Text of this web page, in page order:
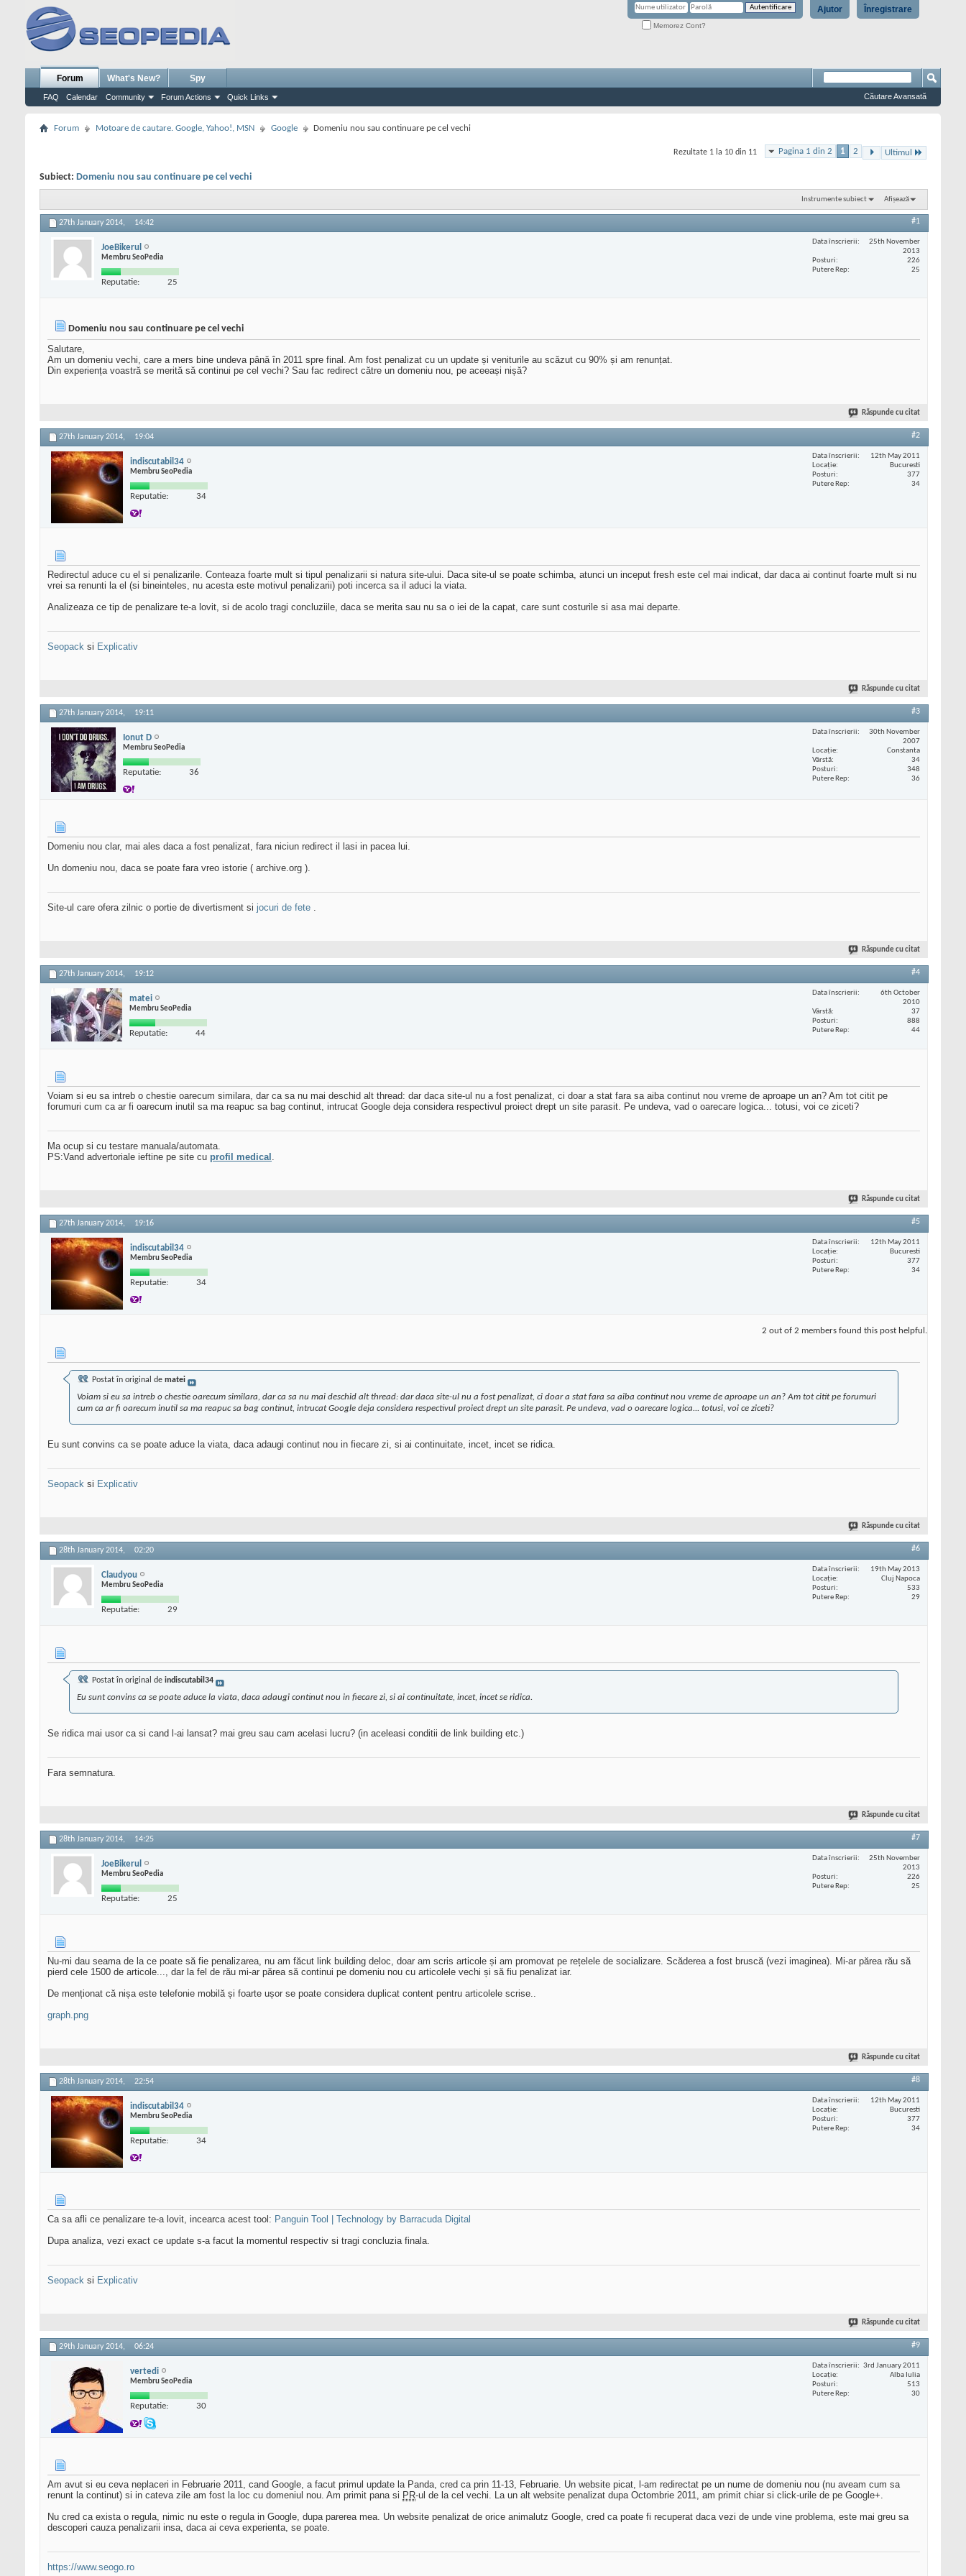
Înregistrare
Ajutor
Memorez Cont?
Forum
FAQ Calendar Community Forum Actions Quick Links
What's New? Spy
Căutare Avansată
Forum Motoare de cautare. Google, Yahoo!, MSN Google Domeniu nou sau continuare pe cel vechi
Pagina 1 din 2 1 2 Ultimul
Rezultate 1 la 10 din 11
Subiect: Domeniu nou sau continuare pe cel vechi
Instrumente subiect Afișează
27th January 2014, 14:42 #1
JoeBikerul
Membru SeoPedia
Reputatie: 25
Data înscrierii
25th November
2013
Posturi
226
Putere Rep
25
Domeniu nou sau continuare pe cel vechi
Salutare,
Am un domeniu vechi, care a mers bine undeva până în 2011 spre final. Am fost penalizat cu un update și veniturile au scăzut cu 90% și am renunțat.
Din experiența voastră se merită să continui pe cel vechi? Sau fac redirect către un domeniu nou, pe aceeași nișă?
Răspunde cu citat
27th January 2014, 19:04 #2
indiscutabil34
Membru SeoPedia
Reputatie: 34
Data înscrierii
12th May 2011
Locaţie
Bucuresti
Posturi
377
Putere Rep
34
Redirectul aduce cu el si penalizarile. Conteaza foarte mult si tipul penalizarii si natura site-ului. Daca site-ul se poate schimba, atunci un inceput fresh este cel mai indicat, dar daca ai continut foarte mult si nu
vrei sa renunti la el (si bineinteles, nu acesta este motivul penalizarii) poti incerca sa il aduci la viata.
Analizeaza ce tip de penalizare te-a lovit, si de acolo tragi concluziile, daca se merita sau nu sa o iei de la capat, care sunt costurile si asa mai departe.
Seopack si Explicativ
Răspunde cu citat
27th January 2014, 19:11 #3
Ionut D
Membru SeoPedia
Reputatie: 36
Data înscrierii
30th November
2007
Locaţie
Constanta
Vârstă
34
Posturi
348
Putere Rep
36
Domeniu nou clar, mai ales daca a fost penalizat, fara niciun redirect il lasi in pacea lui.
Un domeniu nou, daca se poate fara vreo istorie ( archive.org ).
Site-ul care ofera zilnic o portie de divertisment si jocuri de fete .
Răspunde cu citat
27th January 2014, 19:12 #4
matei
Membru SeoPedia
Reputatie: 44
Data înscrierii
6th October
2010
Vârstă
37
Posturi
888
Putere Rep
44
Voiam si eu sa intreb o chestie oarecum similara, dar ca sa nu mai deschid alt thread: dar daca site-ul nu a fost penalizat, ci doar a stat fara sa aiba continut nou vreme de aproape un an? Am tot citit pe
forumuri cum ca ar fi oarecum inutil sa ma reapuc sa bag continut, intrucat Google deja considera respectivul proiect drept un site parasit. Pe undeva, vad o oarecare logica... totusi, voi ce ziceti?
Ma ocup si cu testare manuala/automata.
PS:Vand advertoriale ieftine pe site cu profil medical .
Răspunde cu citat
27th January 2014, 19:16 #5
indiscutabil34
Membru SeoPedia
Reputatie: 34
Data înscrierii
12th May 2011
Locaţie
Bucuresti
Posturi
377
Putere Rep
34
2 out of 2 members found this post helpful.
Postat în original de matei
Voiam si eu sa intreb o chestie oarecum similara, dar ca sa nu mai deschid alt thread: dar daca site-ul nu a fost penalizat, ci doar a stat fara sa aiba continut nou vreme de aproape un an? Am tot citit pe forumuri
cum ca ar fi oarecum inutil sa ma reapuc sa bag continut, intrucat Google deja considera respectivul proiect drept un site parasit. Pe undeva, vad o oarecare logica... totusi, voi ce ziceti?
Eu sunt convins ca se poate aduce la viata, daca adaugi continut nou in fiecare zi, si ai continuitate, incet, incet se ridica.
Seopack si Explicativ
Răspunde cu citat
28th January 2014, 02:20 #6
Claudyou
Membru SeoPedia
Reputatie: 29
Data înscrierii
19th May 2013
Locaţie
Cluj Napoca
Posturi
533
Putere Rep
29
Postat în original de indiscutabil34
Eu sunt convins ca se poate aduce la viata, daca adaugi continut nou in fiecare zi, si ai continuitate, incet, incet se ridica.
Se ridica mai usor ca si cand l-ai lansat? mai greu sau cam acelasi lucru? (in aceleasi conditii de link building etc.)
Fara semnatura.
Răspunde cu citat
28th January 2014, 14:25 #7
JoeBikerul
Membru SeoPedia
Reputatie: 25
Data înscrierii
25th November
2013
Posturi
226
Putere Rep
25
Nu-mi dau seama de la ce poate să fie penalizarea, nu am făcut link building deloc, doar am scris articole și am promovat pe rețelele de socializare. Scăderea a fost bruscă (vezi imaginea). Mi-ar părea rău să
pierd cele 1500 de articole..., dar la fel de rău mi-ar părea să continui pe domeniu nou cu articolele vechi și să fiu penalizat iar.
De menționat că nișa este telefonie mobilă și foarte ușor se poate considera duplicat content pentru articolele scrise..
graph.png
Răspunde cu citat
28th January 2014, 22:54 #8
indiscutabil34
Membru SeoPedia
Reputatie: 34
Data înscrierii
12th May 2011
Locaţie
Bucuresti
Posturi
377
Putere Rep
34
Ca sa afli ce penalizare te-a lovit, incearca acest tool: Panguin Tool | Technology by Barracuda Digital
Dupa analiza, vezi exact ce update s-a facut la momentul respectiv si tragi concluzia finala.
Seopack si Explicativ
Răspunde cu citat
29th January 2014, 06:24 #9
vertedi
Membru SeoPedia
Reputatie: 30
Data înscrierii
3rd January 2011
Locaţie
Alba Iulia
Posturi
513
Putere Rep
30
Am avut si eu ceva neplaceri in Februarie 2011, cand Google, a facut primul update la Panda, cred ca prin 11-13, Februarie. Un website picat, l-am redirectat pe un nume de domeniu nou (nu aveam cum sa
renunt la continut) si in cateva zile am fost la loc cu domeniul nou. Am primit pana si PR-ul de la cel vechi. La un alt website penalizat dupa Octombrie 2011, am primit chiar si click-urile de pe Google+.
Nu cred ca exista o regula, nimic nu este o regula in Google, dupa parerea mea. Un website penalizat de orice animalutz Google, cred ca poate fi recuperat daca vezi de unde vine problema, este mai greu sa
descoperi cauza penalizarii insa, daca ai ceva experienta, se poate.
https://www.seogo.ro